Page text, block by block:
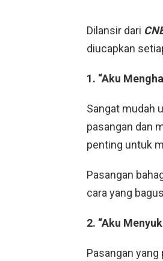
Dilansir dari
diucapkan
1. “Aku
Sangat mudah
pasangan dan
penting untuk
Pasangan
cara yang
2. “Aku
Pasangan